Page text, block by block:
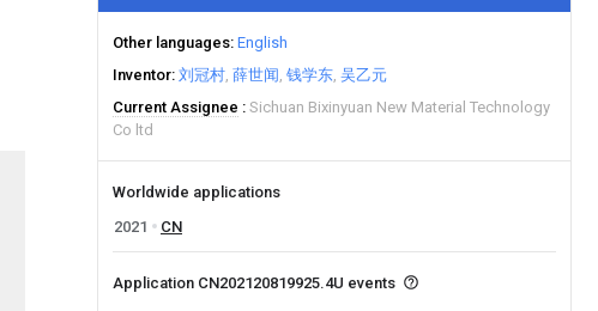
Other languages English
Inventor 刘冠村 薛世闻 钱学东 吴乙元
Current Assignee
Sichuan Bixinyuan New Material Technology
Co ltd
Worldwide applications
2021
CN
Application CN202120819925.4U events